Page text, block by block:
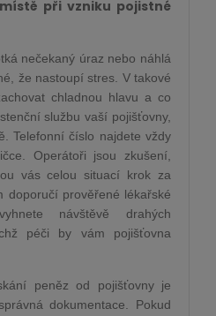
při vzniku pojistné
nečekaný úraz nebo náhlá
že nastoupí stres. V takové
chladnou hlavu a co
službu vaší pojišťovny,
Telefonní číslo najdete vždy
Operátoři jsou zkušení,
vás celou situací krok za
doporučí prověřené lékařské
návštěvě drahých
péči by vám pojišťovna
peněz od pojišťovny je
dokumentace. Pokud